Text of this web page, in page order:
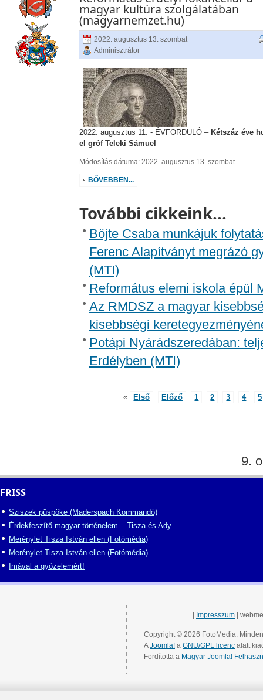
magyar kultúra szolgálatában
(magyarnemzet.hu)
2022. augusztus 13. szombat
Adminisztrátor
2022. augusztus 11. - ÉVFORDULÓ – Kétszáz éve
el gróf Teleki Sámuel
Módosítás dátuma: 2022. augusztus 13. szombat
BŐVEBBEN...
További cikkeink...
Böjte Csaba munkájuk
Ferenc Alapítványt megrázó
(MTI)
Református elemi iskola épül
Az RMDSZ a magyar
kisebbségi
Potápi Nyárádszeredában:
Erdélyben (MTI)
« Első Előző 1 2 3 4 5
9.
FRISS
Sziszek püspöke (Maderspach Kommandó)
Érdekfeszítő magyar történelem – Tisza és Ady
Merénylet Tisza István ellen (Fotómédia)
Merénylet Tisza István ellen (Fotómédia)
Imával a győzelemért!
Impresszum |
Copyright © 2026 FotoMedia.
AJoomla! a GNU/GPL licenc alatt
Fordította a Magyar Joomla!